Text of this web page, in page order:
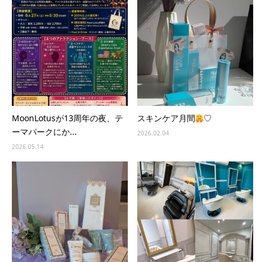
MoonLotusが13周年の夜、テ
ーマパークにか...
2026.05.14
スキンケア月間 ♡
2026.02.04